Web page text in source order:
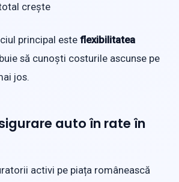
crește
principal este flexibilitatea
să cunoști costurile ascunse pe
jos.
auto în rate în
activi pe piața românească